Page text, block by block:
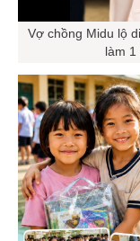
Vợ chồng Midu lộ
làm 1